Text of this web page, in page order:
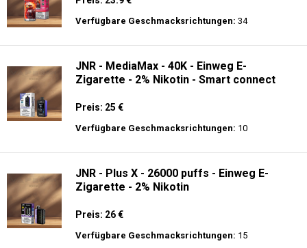
Preis: 23.9 €
Verfügbare Geschmacksrichtungen: 34
JNR - MediaMax - 40K - Einweg E-
Zigarette - 2% Nikotin - Smart connect
Preis: 25 €
Verfügbare Geschmacksrichtungen: 10
JNR - Plus X - 26000 puffs - Einweg E-
Zigarette - 2% Nikotin
Preis: 26 €
Verfügbare Geschmacksrichtungen: 15